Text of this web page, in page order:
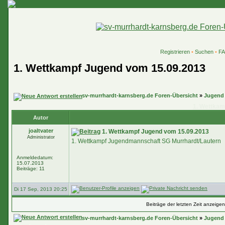
Registrieren• Suchen•
1. Wettkampf Jugend vom 15.09.2013
sv-murrhardt-karnsberg.de Foren-Übersicht » Jugend
Autor
joaltvater
Administrator
Anmeldedatum:
15.07.2013
Beiträge: 11
1. Wettkampf Jugend vom 15.09.2013
1. Wettkampf Jugendmannschaft SG Murrhardt/Lautern
Di 17 Sep, 2013 20:25
Beiträge der letzten Zeit
sv-murrhardt-karnsberg.de Foren-Übersicht » Jugend